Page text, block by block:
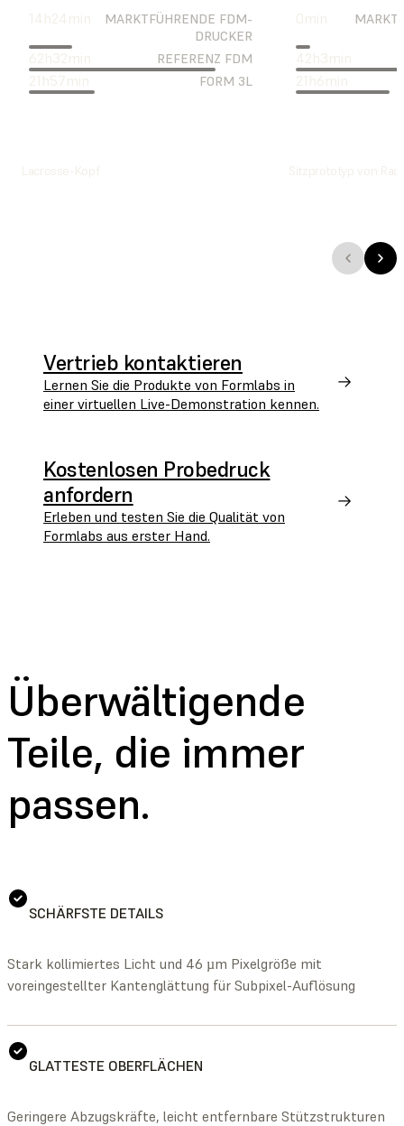
14 h24 min
MARKTFÜHRENDE FDM-
DRUCKER
62h32min REFERENZ FDM
21 h57min FORM 3L
Lacrosse-Kopf
0min
42h3min
21 h6min
Sitzprototyp von
Vertrieb kontaktieren
Lernen Sie die Produkte von Formlabs in
einer virtuellen Live-Demonstration kennen.
Kostenlosen Probedruck
anfordern
Erleben und testen Sie die Qualität von
Formlabs aus erster Hand.
Überwältigende
Teile, die immer
passen.
SCHÄRFSTE DETAILS
Stark kollimiertes Licht und 46 µm Pixelgröße mit
voreingestellter Kantenglättung für Subpixel-Auflösung
GLATTESTE OBERFLÄCHEN
Geringere Abzugskräfte, leicht entfernbare Stützstrukturen